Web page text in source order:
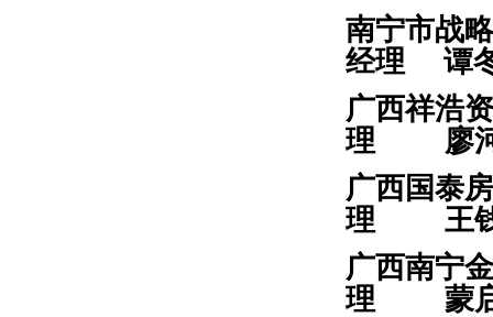
南宁市战
经理 谭
广西祥
理 廖
广西国泰
理 王
广西南宁
理 蒙